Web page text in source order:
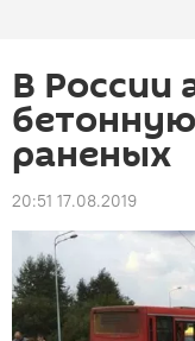
В России
раненых
20:51 17.08.2019